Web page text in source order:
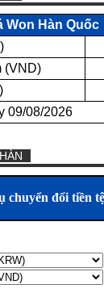
Won Hàn Quốc
(VND)
09/08/2026